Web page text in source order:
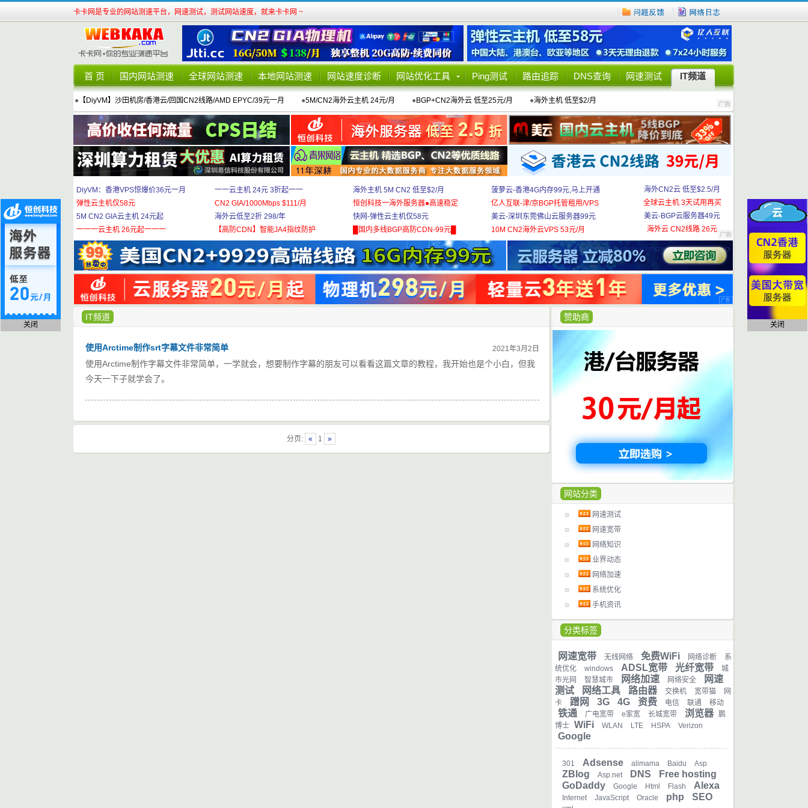
卡卡网是专业的网站测速平台，网速测试，测试网站速度，就来卡卡网 ~
首 页 国内网站测速 全球网站测速 本地网站测速 网站速度诊断 网站优化工具 Ping测试 路由追踪 DNS查询 网速测试 IT频道
● 【DiyVM】沙田机房/香港云/回国CN2线路/AMD EPYC/39元一月 ●5M/CN2海外云主机 24元/月 ●BGP+CN2海外云 低至25元/月 ●海外主机 低至$2/月
DiyVM：香港VPS惊爆价36元一月
弹性云主机仅58元
5M CN2 GIA云主机 24元起
一一一云主机 26元起一一一
一一云主机 24元 3折起一一
CN2 GIA/1000Mbps $111/月
海外云低至2折 298/年
【高防CDN】智能JA4指纹防护
海外主机 5M CN2 低至$2/月
恒创科技一海外服务器●高速稳定
快网-弹性云主机仅58元
█国内多线BGP高防CDN-99元█
菠萝云-香港4G内存99元,马上开通
亿人互联-津/京BGP托管租用/VPS
美云-深圳东莞佛山云服务器99元
10M CN2海外云VPS 53元/月
海外CN2云 低至$2.5/月
全球云主机 3天试用再买
美云-BGP云服务器49元
海外云 CN2线路 26元
赞助商
网站分类
网速测试
网速宽带
网络知识
业界动态
网络加速
系统优化
手机资讯
分类标签
网速宽带 无线网络 免费WiFi 网络诊断
系
统优化
windows ADSL宽带 光纤宽带
城
市光网
智慧城市 网络加速 网络安全
网速
测试
网络工具 路由器 交换机 宽带猫
网
卡
蹭网 3G 4G 资费 电信 联通 移动
铁通 广电宽带 e家宽 长城宽带 浏览器 鹏
博士 WiFi WLAN LTE HSPA Verizon
Google
301 Adsense alimama Baidu Asp
ZBlog Asp.net DNS
Free hosting
GoDaddy
Google Html Flash Alexa
Internet JavaScript Oracle php SEO
IT频道
2021年3月2日
使用Arctime制作srt字幕文件非常简单
使用Arctime制作字幕文件非常简单，一学就会，想要制作字幕的朋友可以看看这篇文章的教程，我开始也是个小白，但我
今天一下子就学会了。
分页: « 1 »
关闭 关闭